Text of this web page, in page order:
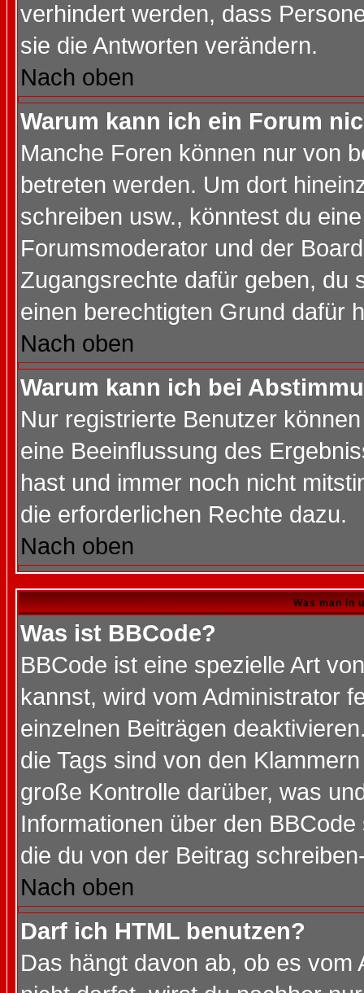
verhindert werden, dass
sie die Antworten verändern.
Nach oben
Warum kann ich ein Forum
Manche Foren können nur von
betreten werden. Um dort
schreiben usw., könntest du
Forumsmoderator und der
Zugangsrechte dafür geben, du
einen berechtigten Grund dafür
Nach oben
Warum kann ich bei
Nur registrierte Benutzer
eine Beeinflussung des
hast und immer noch nicht
die erforderlichen Rechte dazu.
Nach oben
Was man in
Was ist BBCode?
BBCode ist eine spezielle Art
kannst, wird vom Administrator
einzelnen Beiträgen
die Tags sind von den
große Kontrolle darüber, was
Informationen über den
die du von der Beitrag
Nach oben
Darf ich HTML benutzen?
Das hängt davon ab, ob es